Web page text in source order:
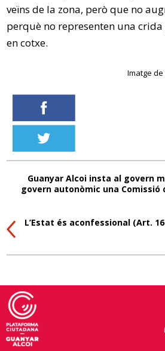
veïns de la zona, però que no
perquè no representen una
en cotxe.
Imatge de
Guanyar Alcoi insta al govern
govern autonòmic una Comissió
L’Estat és aconfessional (Art.